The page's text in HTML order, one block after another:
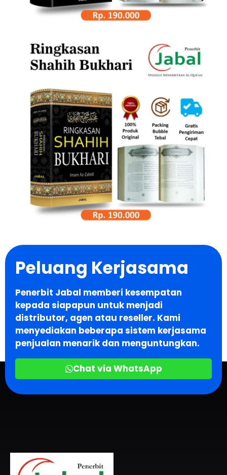
Peluang Kerjasama
Penerbit Jabal memberi kesempatan
kepada siapapun untuk menjadi
distributor, agen atau reseller. Kami
menyediakan beberapa sistem kerjasama
penjualan menarik dan menguntungkan.
Chat via WhatsApp